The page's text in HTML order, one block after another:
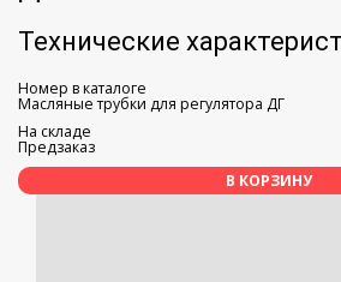
Технические
Номер в каталоге
Масляные трубки для регулятора ДГ
На складе
Предзаказ
В КОРЗИНУ